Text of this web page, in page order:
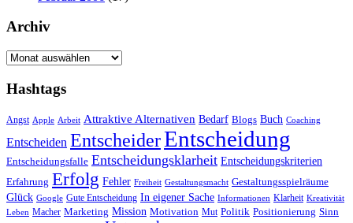
Archiv
Archiv
Hashtags
Angst Apple Arbeit Attraktive Alternativen Bedarf Blogs Buch Coaching
Entscheiden EntscheiderEntscheidung
Entscheidungsfalle Entscheidungsklarheit Entscheidungskriterien
Erfahrung Erfolg Fehler Freiheit Gestaltungsmacht Gestaltungsspielräume
Glück Google Gute Entscheidung In eigener Sache Informationen Klarheit Kreativität
Leben Macher Marketing Mission Motivation Mut Politik Positionierung Sinn